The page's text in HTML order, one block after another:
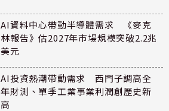
AI資料中心帶動半導體需求 《麥克
林報告》估2027年市場規模突破2.2兆
美元
AI投資熱潮帶動需求 西門子調高全
年財測、單季工業事業利潤創歷史新
高